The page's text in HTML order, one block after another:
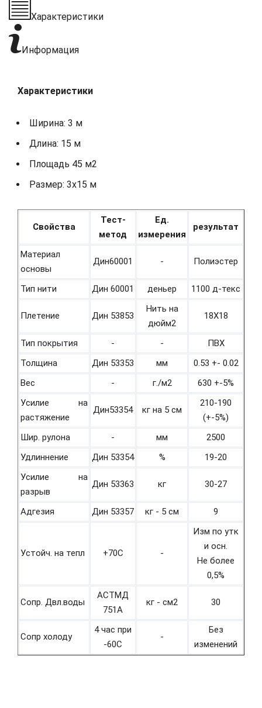
Характеристики
Информация
Характеристики
Ширина: 3 м
Длина: 15 м
Площадь 45 м2
Размер: 3х15 м
Свойства
Тест-
метод
Ед.
измерения
результат
Материал
основы
Дин60001 - Полиэстер
Тип нити Дин 60001 деньер 1100 д-текс
Плетение Дин 53853
Нить на
дюйм2
18Х18
Тип покрытия - -
ПВХ
Толщина
Дин 53353 мм
0.53 +- 0.02
Вес
- г./м2
630 +-5%
Усилие на
растяжение
Дин53354 кг на 5 см
210-190
(+-5%)
Шир. рулона
- мм
2500
Удлиннение
Дин 53354 %
19-20
Усилие на
разрыв
Дин 53363 кг 30-27
Адгезия Дин 53357 кг - 5 см 9
Устойч. на тепл +70С -
Изм по утк
и осн.
Не более
0,5%
Сопр. Двл.воды
АСТМД
751А
кг - см2 30
Сопр холоду
4 час при
-60С
-
Без
изменений